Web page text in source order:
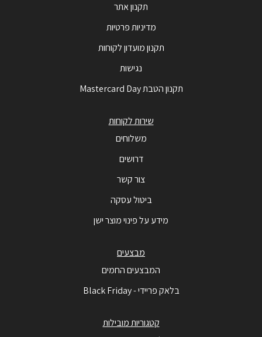
תקנון אתר
מדיניות פרטיות
תקנון מועדון לקוחות
נגישות
תקנון הטבת Mastercard Day
שירות לקוחות
משלוחים
דרושים
צור קשר
ביטול עסקה
מידע על פינוי מוצר ישן
מבצעים
המבצעים החמים
בלאק פריידי - Black Friday
קטגוריות מובילות